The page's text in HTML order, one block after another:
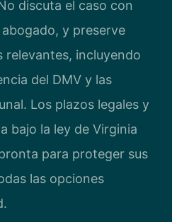
discuta el caso con
y preserve
incluyendo
del DMV y las
Los plazos legales y
bajo la ley de Virginia
para proteger sus
las opciones